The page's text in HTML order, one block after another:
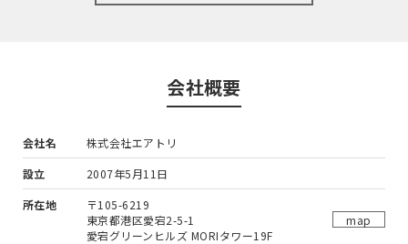
会社概要
会社名
株式会社エアトリ
設立
2007年5月11日
所在地
〒105-6219
東京都港区愛宕2-5-1
愛宕グリーンヒルズ MORIタワー19F
map